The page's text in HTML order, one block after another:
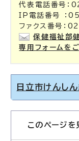
代表電話番号
IP電話番号
ファクス番号
保健福祉部
専用フォームを
日立市けんし
このページ